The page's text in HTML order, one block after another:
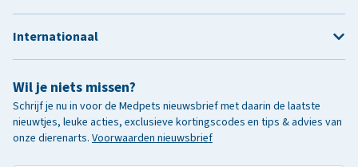
Wil je niets missen?
Schrijf je nu in voor de Medpets nieuwsbrief met daarin de laatste
nieuwtjes, leuke acties, exclusieve kortingscodes en tips & advies van
onze dierenarts. Voorwaarden nieuwsbrief
Internationaal